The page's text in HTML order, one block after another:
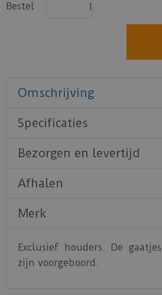
Bestel
Omschrijving
Specificaties
Bezorgen en levertijd
Afhalen
Merk
Exclusief houders. De
zijn voorgeboord.